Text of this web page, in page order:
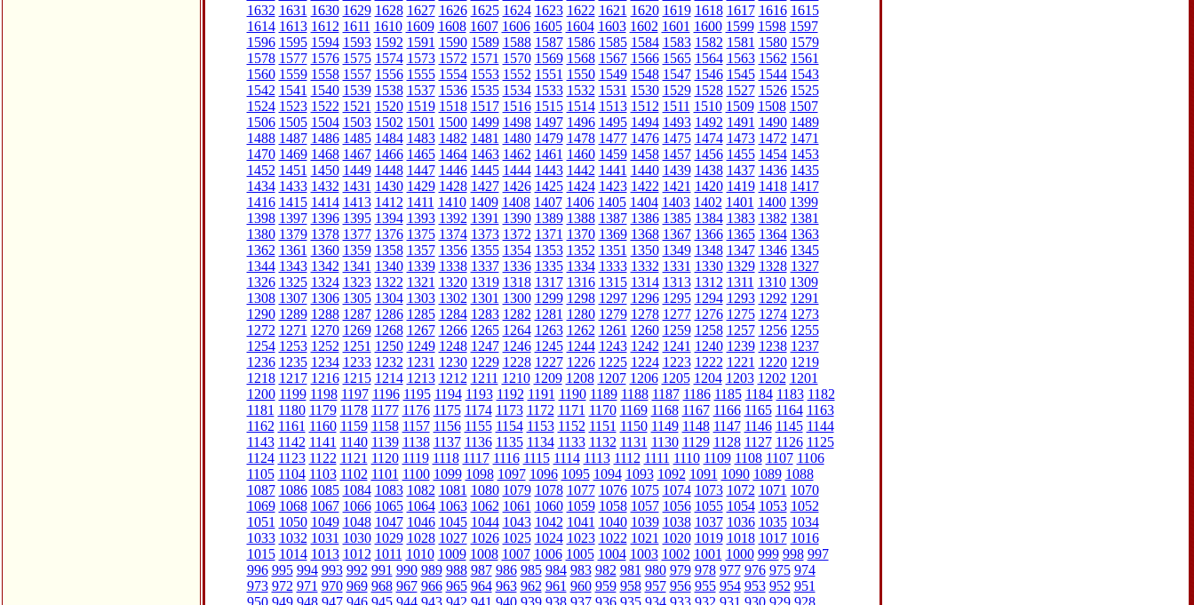
1632 1631 1630 1629 1628 1627 1626 1625 1624 1623 1622 1621 1620 1619 1618 1617 1616 1615
1614 1613 1612 1611 1610 1609 1608 1607 1606 1605 1604 1603 1602 1601 1600 1599 1598 1597
1596 1595 1594 1593 1592 1591 1590 1589 1588 1587 1586 1585 1584 1583 1582 1581 1580 1579
1578 1577 1576 1575 1574 1573 1572 1571 1570 1569 1568 1567 1566 1565 1564 1563 1562 1561
1560 1559 1558 1557 1556 1555 1554 1553 1552 1551 1550 1549 1548 1547 1546 1545 1544 1543
1542 1541 1540 1539 1538 1537 1536 1535 1534 1533 1532 1531 1530 1529 1528 1527 1526 1525
1524 1523 1522 1521 1520 1519 1518 1517 1516 1515 1514 1513 1512 1511 1510 1509 1508 1507
1506 1505 1504 1503 1502 1501 1500 1499 1498 1497 1496 1495 1494 1493 1492 1491 1490 1489
1488 1487 1486 1485 1484 1483 1482 1481 1480 1479 1478 1477 1476 1475 1474 1473 1472 1471
1470 1469 1468 1467 1466 1465 1464 1463 1462 1461 1460 1459 1458 1457 1456 1455 1454 1453
1452 1451 1450 1449 1448 1447 1446 1445 1444 1443 1442 1441 1440 1439 1438 1437 1436 1435
1434 1433 1432 1431 1430 1429 1428 1427 1426 1425 1424 1423 1422 1421 1420 1419 1418 1417
1416 1415 1414 1413 1412 1411 1410 1409 1408 1407 1406 1405 1404 1403 1402 1401 1400 1399
1398 1397 1396 1395 1394 1393 1392 1391 1390 1389 1388 1387 1386 1385 1384 1383 1382 1381
1380 1379 1378 1377 1376 1375 1374 1373 1372 1371 1370 1369 1368 1367 1366 1365 1364 1363
1362 1361 1360 1359 1358 1357 1356 1355 1354 1353 1352 1351 1350 1349 1348 1347 1346 1345
1344 1343 1342 1341 1340 1339 1338 1337 1336 1335 1334 1333 1332 1331 1330 1329 1328 1327
1326 1325 1324 1323 1322 1321 1320 1319 1318 1317 1316 1315 1314 1313 1312 1311 1310 1309
1308 1307 1306 1305 1304 1303 1302 1301 1300 1299 1298 1297 1296 1295 1294 1293 1292 1291
1290 1289 1288 1287 1286 1285 1284 1283 1282 1281 1280 1279 1278 1277 1276 1275 1274 1273
1272 1271 1270 1269 1268 1267 1266 1265 1264 1263 1262 1261 1260 1259 1258 1257 1256 1255
1254 1253 1252 1251 1250 1249 1248 1247 1246 1245 1244 1243 1242 1241 1240 1239 1238 1237
1236 1235 1234 1233 1232 1231 1230 1229 1228 1227 1226 1225 1224 1223 1222 1221 1220 1219
1218 1217 1216 1215 1214 1213 1212 1211 1210 1209 1208 1207 1206 1205 1204 1203 1202 1201
1200 1199 1198 1197 1196 1195 1194 1193 1192 1191 1190 1189 1188 1187 1186 1185 1184 1183 1182
1181 1180 1179 1178 1177 1176 1175 1174 1173 1172 1171 1170 1169 1168 1167 1166 1165 1164 1163
1162 1161 1160 1159 1158 1157 1156 1155 1154 1153 1152 1151 1150 1149 1148 1147 1146 1145 1144
1143 1142 1141 1140 1139 1138 1137 1136 1135 1134 1133 1132 1131 1130 1129 1128 1127 1126 1125
1124 1123 1122 1121 1120 1119 1118 1117 1116 1115 1114 1113 1112 1111 1110 1109 1108 1107 1106
1105 1104 1103 1102 1101 1100 1099 1098 1097 1096 1095 1094 1093 1092 1091 1090 1089 1088
1087 1086 1085 1084 1083 1082 1081 1080 1079 1078 1077 1076 1075 1074 1073 1072 1071 1070
1069 1068 1067 1066 1065 1064 1063 1062 1061 1060 1059 1058 1057 1056 1055 1054 1053 1052
1051 1050 1049 1048 1047 1046 1045 1044 1043 1042 1041 1040 1039 1038 1037 1036 1035 1034
1033 1032 1031 1030 1029 1028 1027 1026 1025 1024 1023 1022 1021 1020 1019 1018 1017 1016
1015 1014 1013 1012 1011 1010 1009 1008 1007 1006 1005 1004 1003 1002 1001 1000 999 998 997
996 995 994 993 992 991 990 989 988 987 986 985 984 983 982 981 980 979 978 977 976 975 974
973 972 971 970 969 968 967 966 965 964 963 962 961 960 959 958 957 956 955 954 953 952 951